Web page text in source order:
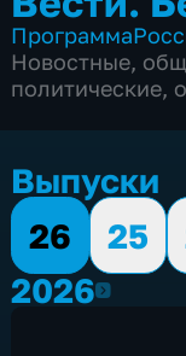
Программа
Новостные,
политические,
Выпуски
26
25
20262026